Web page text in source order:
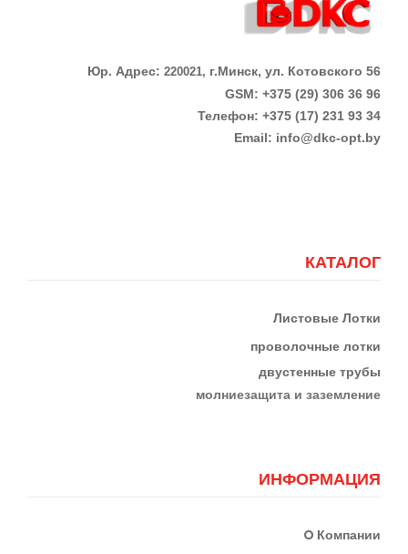
Юр. Адрес: 220021, г.Минск, ул. Котовского 56
GSM: +375 (29) 306 36 96
Телефон: +375 (17) 231 93 34
Email: info@dkc-opt.by
КАТАЛОГ
Листовые Лотки
проволочные лотки
двустенные трубы
молниезащита и заземление
ИНФОРМАЦИЯ
О Компании